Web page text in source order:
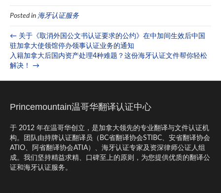
b
o
o
k
C
h
at
ke
dI
n
at
s
A
p
er
es
t
a
W
ei
b
ail
Posted in 海牙认证服务
← 关于《取消外国公文书认证要求的公约》在中加间生效后中国
驻加拿大使领馆停办领事认证业务的通知
入籍加拿大后国内资产处理4种难题？这份海牙认证文件帮你轻松
解决！ →
Princemountain温哥华翻译认证中心
于 2012 年在温哥华创立，是加拿大领先的专业翻译与文件认证机
构。团队由持牌认证翻译员（BC省翻译协会STIBC、安省翻译协会
ATIO、阿省翻译协会ATIA）、海牙认证专家及资深律师公证人组
成。我们坚持精益求精、口碑至上的原则，为您提供优质的翻译公
证和海牙认证服务。